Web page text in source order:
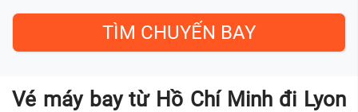
Vé máy bay từ Hồ Chí Minh đi Lyon